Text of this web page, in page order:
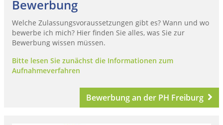
Bewerbung
Welche Zulassungsvoraussetzungen gibt es? Wann und wo
bewerbe ich mich? Hier finden Sie alles, was Sie zur
Bewerbung wissen müssen.
Bitte lesen Sie zunächst die Informationen zum
Aufnahmeverfahren
Bewerbung an der PH Freiburg